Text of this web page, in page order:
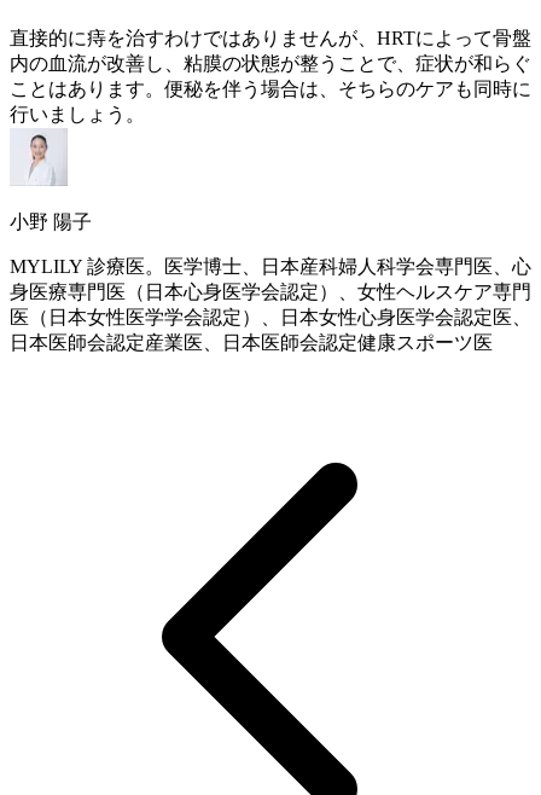
直接的に痔を治すわけではありませんが、 HRTによって骨盤
内の血流が改善し、粘膜の状態が整うことで、症状が和らぐ
ことはあります。便秘を伴う場合は、そちらのケアも同時に
行いましょう。
小野 陽子
MYLILY 診療医。医学博士、日本産科婦人科学会専門医、心
身医療専門医（日本心身医学会認定）、女性ヘルスケア専門
医（日本女性医学学会認定）、日本女性心身医学会認定医、
日本医師会認定産業医、日本医師会認定健康スポーツ医